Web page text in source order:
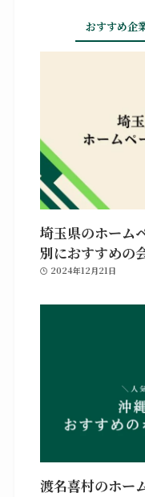
おすすめ企
埼玉県のホーム
別におすすめの
2024年12月21日
渡名喜村のホー